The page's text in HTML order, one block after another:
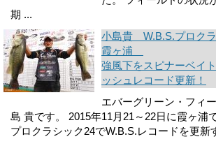
期 ...
小島貴 W.B.S.プロク
霞ヶ浦
強風下をスピナーベイ
ッシュレコード更新！
エバーグリーン・フィ
島 貴です。 2015年11月21～22日に霞ヶ浦
プロクラシック24でW.B.S.レコードを更新